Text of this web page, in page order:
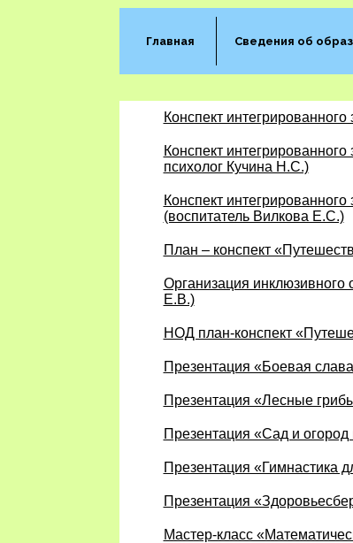
Главная Сведения об
Конспект
Конспект
психолог Кучина Н.С.)
Конспект
(воспитатель Вилкова Е.С.)
План – конспект
Организация
Е.В.)
НОД план-конспект
Презентация «Боевая
Презентация «Лесные
Презентация «Сад и
Презентация «Гимнастика
Презентация
Мастер-класс